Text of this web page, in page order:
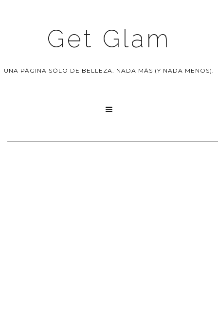
Get Glam
UNA PÁGINA SÓLO DE BELLEZA. NADA MÁS (Y NADA MENOS).
